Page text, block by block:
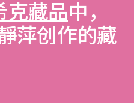
克藏品中，
萍创作的藏